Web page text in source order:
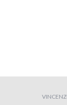
i
n